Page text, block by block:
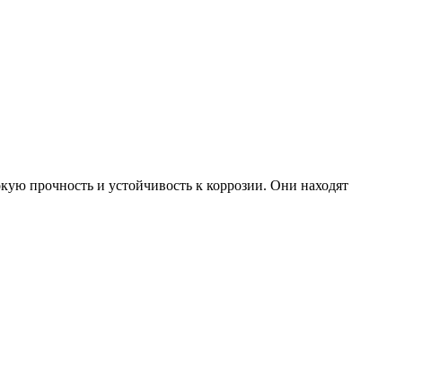
прочность и устойчивость к коррозии. Они находят